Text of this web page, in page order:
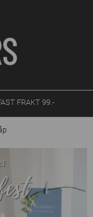
FRAKT 99.-